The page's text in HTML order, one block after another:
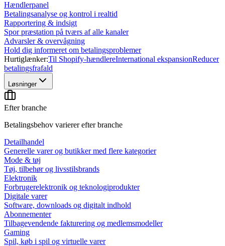
Hændlerpanel
Betalingsanalyse og kontrol i realtid
Rapportering & indsigt
Spor præstation på tværs af alle kanaler
Advarsler & overvågning
Hold dig informeret om betalingsproblemer
Hurtiglænker:Til Shopify-hændlereInternational ekspansionReducer
betalingsfrafald
Løsninger
Efter branche
Betalingsbehov varierer efter branche
Detailhandel
Generelle varer og butikker med flere kategorier
Mode & tøj
Tøj, tilbehør og livsstilsbrands
Elektronik
Forbrugerelektronik og teknologiprodukter
Digitale varer
Software, downloads og digitalt indhold
Abonnementer
Tilbagevendende fakturering og medlemsmodeller
Gaming
Spil, køb i spil og virtuelle varer